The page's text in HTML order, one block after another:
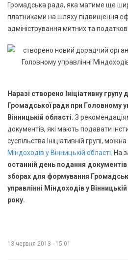
Громадська рада, яка матиме ще
платниками на шляху підвищення
адміністрування митних та
Наразі створено Ініціативну
Громадської ради при Головному
Вінницькій області. З
документів, які мають подавати
суспільства Ініціативній групі,
Міндоходів у Вінницькій області. На
останній день подання
зборах для формування
управлінні Міндоходів у
року.
13 червня 2013 - 15:01